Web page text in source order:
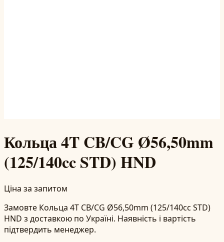
Кольца 4T CB/CG Ø56,50mm
(125/140cc STD) HND
Ціна за запитом
Замовте Кольца 4T CB/CG Ø56,50mm (125/140cc STD)
HND з доставкою по Україні. Наявність і вартість
підтвердить менеджер.